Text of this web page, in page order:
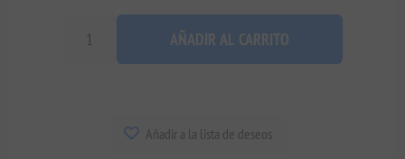
AÑADIR AL CARRITO
Añadir a la lista de deseos